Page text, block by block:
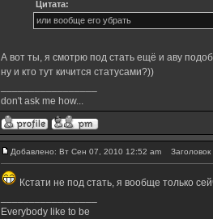
Цитата:
или вообще его убрать
А вот ты, я смотрю под стать ещё и аву
ну и кто тут кичится статусами?))
don't ask me how...
Добавлено: Вт Сен 07, 2010 12:52 am
Кстати не под стать, я вообще только
Everybody like to be